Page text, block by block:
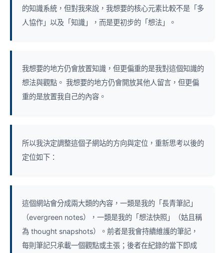
的知識系統，但對我來說，我想要的核心元素比較不是「多
人協作」以及「知識」，而是更初步的「想法」。
我想要的地方仍會放置知識，但更偏重的是我對這個知識的
想法與觀點。 我想要的地方仍會開放其他人留言，但更偏
重的是放置我自己的內容。
所以我決定調整這個子網站的方向與定位，重新思考以後的
定位如下：
這個網站會分成兩大類的內容，一類是我的「長青筆記」
（evergreen notes），一類是我的「想法快照」（姑且稱
為 thought snapshots）。前者是我會持續維護的筆記，
每則筆記只承載一個觀點或主張；後者在紀錄的當下即成